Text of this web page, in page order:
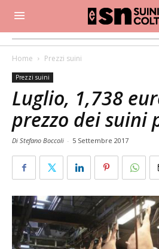
Home Prezzi suini
Prezzi suini
Luglio, 1,738
prezzo dei suini
Di Stefano Boccoli - 5 Settembre 2017